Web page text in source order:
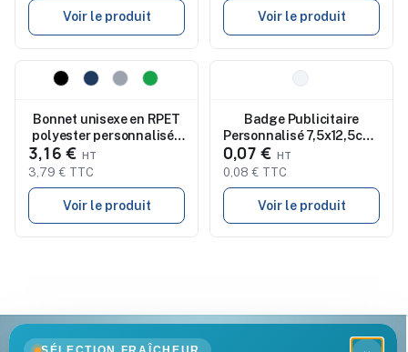
Voir le produit Voir le produit
Nouveau
Bonnet unisexe en RPET
polyester personnalisé -
CAPNIT
3,16 €
3,79 € TTC
Voir le produit
Badge Publicitaire
Personnalisé 7,5x12,5cm -
BADGO
0,07 €
0,08 € TTC
Voir le produit